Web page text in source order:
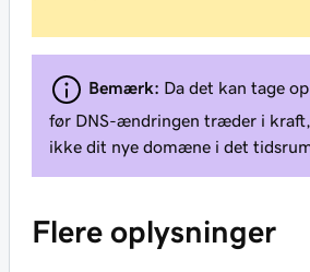
Bemærk: Da det kan tage
før DNS-ændringen træder i kraft,
ikke dit nye domæne i det
Flere oplysninger